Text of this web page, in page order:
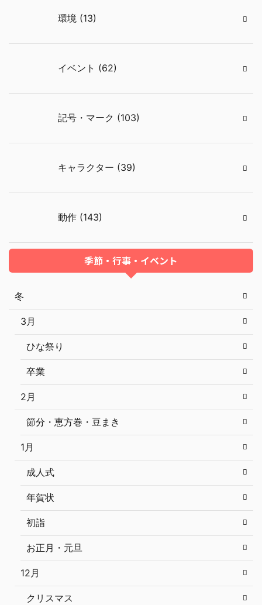
環境 (13)
イベント (62)
記号・マーク (103)
キャラクター (39)
動作 (143)
季節・行事・イベント
冬
3月
ひな祭り
卒業
2月
節分・恵方巻・豆まき
1月
成人式
年賀状
初詣
お正月・元旦
12月
クリスマス